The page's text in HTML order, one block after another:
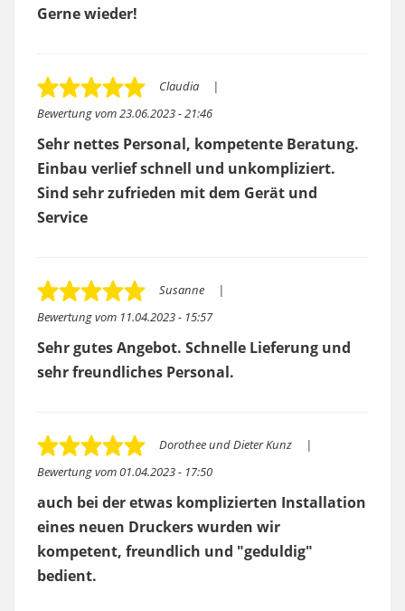
Gerne wieder!
Bewertung vom23.06.2023 - 21:46
Claudia
Sehr nettes Personal, kompetente Beratung.
Einbau verlief schnell und unkompliziert.
Sind sehr zufrieden mit dem Gerät und
Service
Bewertung vom 11.04.2023 - 15:57
Susanne
Sehr gutes Angebot. Schnelle Lieferung und
sehr freundliches Personal.
Bewertung vom01.04.2023 - 17:50
Dorothee und Dieter Kunz
auch bei der etwas komplizierten Installation
eines neuen Druckers wurden wir
kompetent, freundlich und "geduldig"
bedient.